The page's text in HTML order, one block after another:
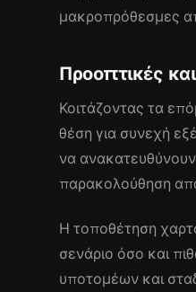
μακροπρόθεσμες
Προοπτικές
Κοιτάζοντας τα
θέση για συνεχή
να
παρακολούθηση
Η τοποθέτηση
σενάριο όσο και
υποτομέων και